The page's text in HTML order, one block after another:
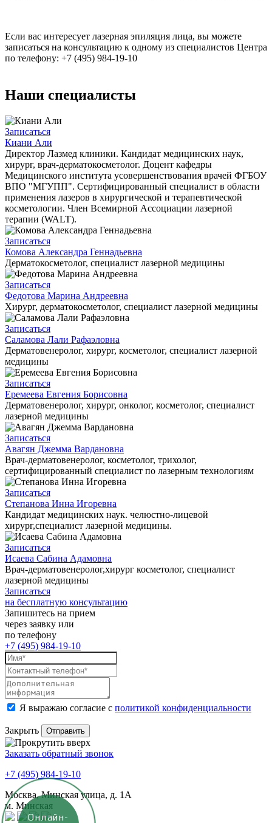
Если вас интересует лазерная эпиляция лица, вы можете
записаться на консультацию к одному из специалистов Центра
по телефону: +7 (495) 984-19-10
Наши специалисты
Записаться
Киани Али
Директор Лазмед клиники. Кандидат медицинских наук,
хирург, врач-дерматокосметолог. Доцент кафедры
Медицинского института усовершенствования врачей ФГБОУ
ВПО "МГУПП". Сертифицированный специалист в области
применения лазеров в хирургической и терапевтической
косметологии. Член Всемирной Ассоциации лазерной
терапии (WALT).
Записаться
Комова Александра Геннадьевна
Дерматокосметолог, специалист лазерной медицины
Записаться
Федотова Марина Андреевна
Хирург, дерматокосметолог, специалист лазерной медицины
Записаться
Саламова Лали Рафаэловна
Дерматовенеролог, хирург, косметолог, специалист лазерной
медицины
Записаться
Еремеева Евгения Борисовна
Дерматовенеролог, хирург, онколог, косметолог, специалист
лазерной медицины
Записаться
Авагян Джемма Вардановна
Врач-дерматовенеролог, косметолог, трихолог,
сертифицированный специалист по лазерным технологиям
Записаться
Степанова Инна Игоревна
Кандидат медицинских наук. челюстно-лицевой
хирург,специалист лазерной медицины.
Записаться
Исаева Сабина Адамовна
Врач-дерматовенеролог,хирург косметолог, специалист
лазерной медицины
Записаться
на бесплатную консультацию
Запишитесь на прием
через заявку или
по телефону
+7 (495) 984-19-10
Я выражаю согласие с политикой конфиденциальности
Закрыть
Заказать обратный звонок
+7 (495) 984-19-10
Москва, Минская улица, д. 1А
м. Минская
Онлайн-